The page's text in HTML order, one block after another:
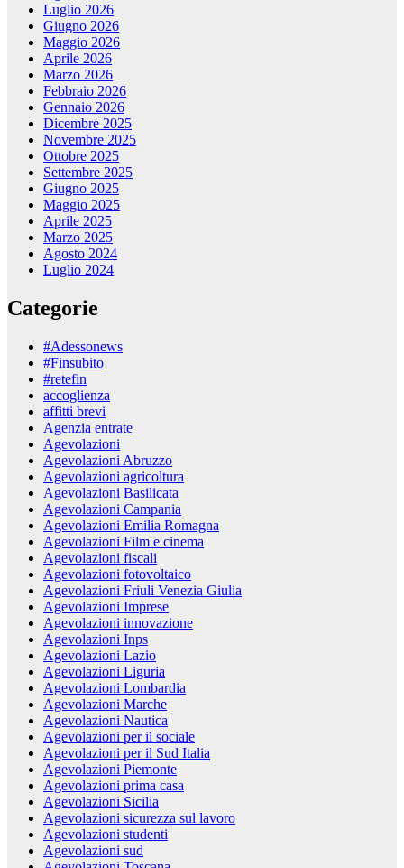
Luglio 2026
Giugno 2026
Maggio 2026
Aprile 2026
Marzo 2026
Febbraio 2026
Gennaio 2026
Dicembre 2025
Novembre 2025
Ottobre 2025
Settembre 2025
Giugno 2025
Maggio 2025
Aprile 2025
Marzo 2025
Agosto 2024
Luglio 2024
Categorie
#Adessonews
#Finsubito
#retefin
accoglienza
affitti brevi
Agenzia entrate
Agevolazioni
Agevolazioni Abruzzo
Agevolazioni agricoltura
Agevolazioni Basilicata
Agevolazioni Campania
Agevolazioni Emilia Romagna
Agevolazioni Film e cinema
Agevolazioni fiscali
Agevolazioni fotovoltaico
Agevolazioni Friuli Venezia Giulia
Agevolazioni Imprese
Agevolazioni innovazione
Agevolazioni Inps
Agevolazioni Lazio
Agevolazioni Liguria
Agevolazioni Lombardia
Agevolazioni Marche
Agevolazioni Nautica
Agevolazioni per il sociale
Agevolazioni per il Sud Italia
Agevolazioni Piemonte
Agevolazioni prima casa
Agevolazioni Sicilia
Agevolazioni sicurezza sul lavoro
Agevolazioni studenti
Agevolazioni sud